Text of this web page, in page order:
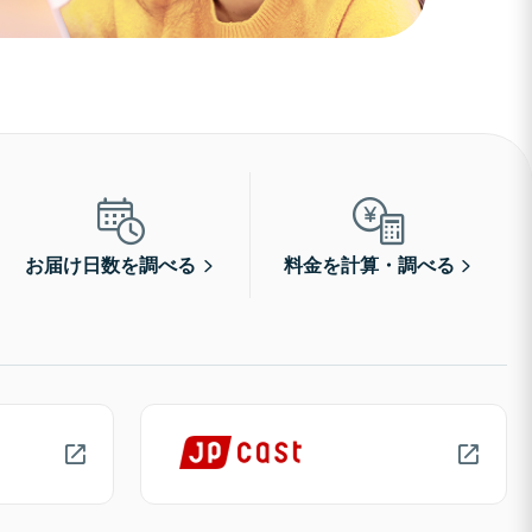
お届け日数を調べる 料金を計算・調べる